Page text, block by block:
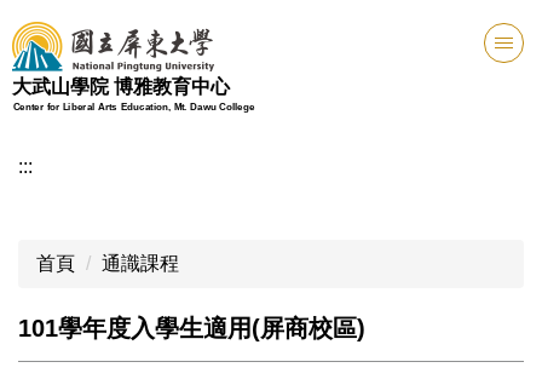
跳
到
主
要
容
大武山學院 博雅教育中心
Center for Liberal Arts Education, Mt. Dawu College
:::
首頁 通識課程
101學年度入學生適用(屏商校區)